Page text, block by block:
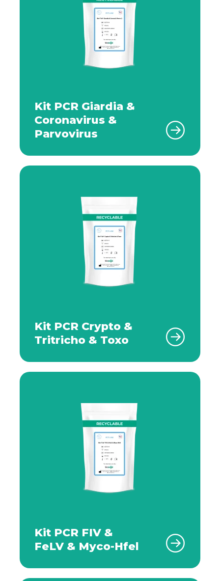
Kit PCR Giardia &
Coronavirus &
Parvovirus
Kit PCR Crypto &
Tritricho & Toxo
Kit PCR FIV &
FeLV & Myco-Hfel